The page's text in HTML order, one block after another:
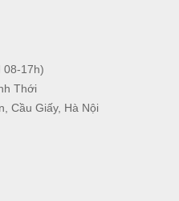
08-17h)
Thới
Cầu Giấy, Hà Nội